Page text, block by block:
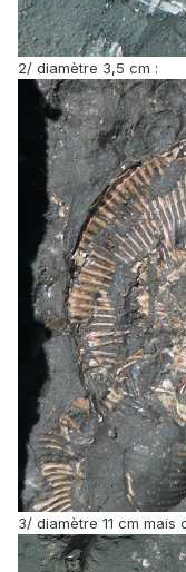
2/ diamètre 3,5 cm :
3/ diamètre 11 cm